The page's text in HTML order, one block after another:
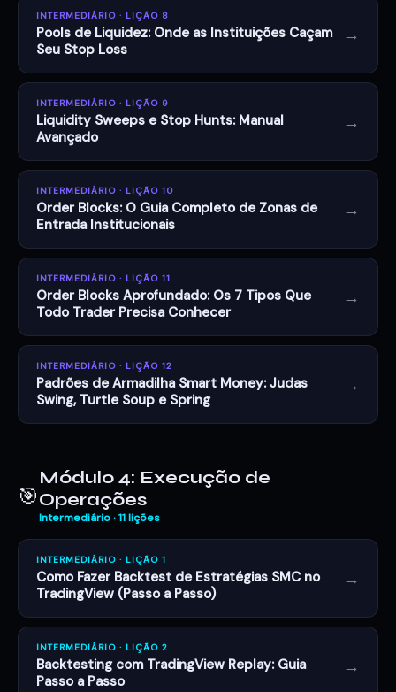
INTERMEDIÁRIO · LIÇÃO 8
Pools de Liquidez: Onde as Instituições Caçam
Seu Stop Loss
→
INTERMEDIÁRIO · LIÇÃO 9
Liquidity Sweeps e Stop Hunts: Manual
Avançado
→
INTERMEDIÁRIO · LIÇÃO 10
Order Blocks: O Guia Completo de Zonas de
Entrada Institucionais
→
INTERMEDIÁRIO · LIÇÃO 11
Order Blocks Aprofundado: Os 7 Tipos Que
Todo Trader Precisa Conhecer
→
INTERMEDIÁRIO · LIÇÃO 12
Padrões de Armadilha Smart Money: Judas
Swing, Turtle Soup e Spring
→
🎯
Módulo 4: Execução de
Operações
Intermediário · 11 lições
INTERMEDIÁRIO · LIÇÃO 1
Como Fazer Backtest de Estratégias SMC no
TradingView (Passo a Passo)
→
INTERMEDIÁRIO · LIÇÃO 2
Backtesting com TradingView Replay: Guia
Passo a Passo
→